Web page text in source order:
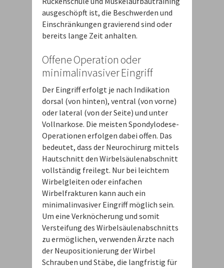
ausgeschöpft ist, die Beschwerden und
Einschränkungen gravierend sind oder
bereits lange Zeit anhalten.
Offene Operation oder
minimalinvasiver Eingriff
Der Eingriff erfolgt je nach Indikation
dorsal (von hinten), ventral (von vorne)
oder lateral (von der Seite) und unter
Vollnarkose. Die meisten Spondylodese-
Operationen erfolgen dabei offen. Das
bedeutet, dass der Neurochirurg mittels
Hautschnitt den Wirbelsäulenabschnitt
vollständig freilegt. Nur bei leichtem
Wirbelgleiten oder einfachen
Wirbelfrakturen kann auch ein
minimalinvasiver Eingriff möglich sein.
Um eine Verknöcherung und somit
Versteifung des Wirbelsäulenabschnitts
zu ermöglichen, verwenden Ärzte nach
der Neupositionierung der Wirbel
Schrauben und Stäbe, die langfristig für